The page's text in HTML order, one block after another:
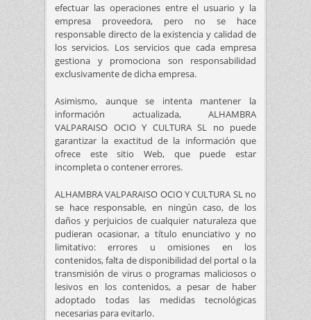
efectuar las operaciones entre el usuario y la
empresa proveedora, pero no se hace
responsable directo de la existencia y calidad de
los servicios. Los servicios que cada empresa
gestiona y promociona son responsabilidad
exclusivamente de dicha empresa.
Asimismo, aunque se intenta mantener la
información actualizada, ALHAMBRA
VALPARAISO OCIO Y CULTURA SL no puede
garantizar la exactitud de la información que
ofrece este sitio Web, que puede estar
incompleta o contener errores.
ALHAMBRA VALPARAISO OCIO Y CULTURA SL no
se hace responsable, en ningún caso, de los
daños y perjuicios de cualquier naturaleza que
pudieran ocasionar, a título enunciativo y no
limitativo: errores u omisiones en los
contenidos, falta de disponibilidad del portal o la
transmisión de virus o programas maliciosos o
lesivos en los contenidos, a pesar de haber
adoptado todas las medidas tecnológicas
necesarias para evitarlo.